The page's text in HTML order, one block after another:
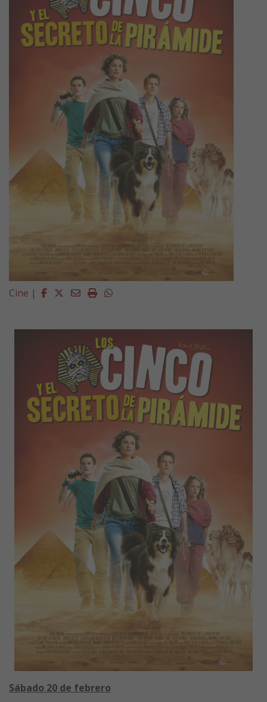
Cine | Facebook
Twitter
EmailImprimirWhatsapp
Sábado 20 de febrero